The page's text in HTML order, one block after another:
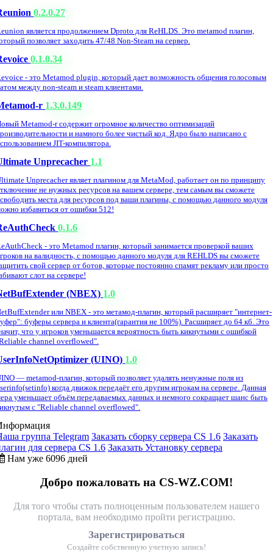
0.2.0.27
является продолжением Dproto для ReHLDS. Это metamod плагин,
позволяет заходить 47/48 Non-Steam на сервер.
0.1.0.34
- это Metamod plugin, который дает возможность общения голосовым
между non-steam и steam клиентами.
r 1.3.0.149
Metamod-r содержит огромное количество оптимизаций
и намного более чистый код. Ядро было написано с
JIT-компилятора.
Unprecacher 1.1
Unprecacher являет плагином для MetaMod, работает он по принципу
не нужных ресурсов на вашем сервере, тем самым вы сможете
места для ресурсов под ваши плагины, с помощью данного модуля
избавиться от ошибки 512!
0.1.6
- это Metamod плагин, который занимается проверкой ваших
на валидность, с помощью данного модуля для REHLDS вы сможете
свой сервер от ботов, которые постоянно спамят рекламу или просто
слот на сервере!
(NBEX) 1.0
или NBEX - это метамод-плагин, который расширяет "интернет-
буферы сервера и клиента(гарантия не 100%). Расширяет до 64 кб. Это
что у игроков уменьшается вероятность быть кикнутыми с ошибкой
channel overflowed".
(UINO) 1.0
— metamod-плагин, который позволяет удалять ненужные поля из
когда движок передаёт его другим игрокам на сервере. Данная
уменьшает объём передаваемых данных и немного сокращает шанс быть
с "Reliable channel overflowed".
группа Telegram Заказать сборку сервера CS 1.6 Заказать
для сервера CS 1.6 Заказать Установку сервера
Нам уже 6096 дней
Добро пожаловать на CS-WZ.COM!
Для того чтобы стать полноценным пользователем нашего
портала, вам необходимо пройти регистрацию.
Зарегистрироваться
Создайте собственную учетную запись!